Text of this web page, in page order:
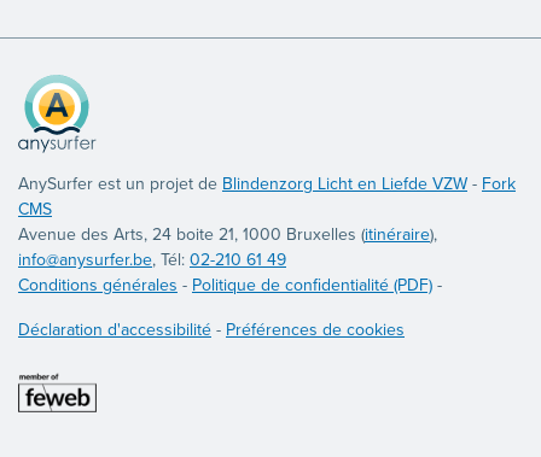
AnySurfer est un projet de Blindenzorg Licht en Liefde VZW - Fork
CMS
Avenue des Arts, 24 boite 21, 1000 Bruxelles (itinéraire),
info@anysurfer.be, Tél: 02-210 61 49
Conditions générales - Politique de confidentialité (PDF) -
Déclaration d'accessibilité - Préférences de cookies